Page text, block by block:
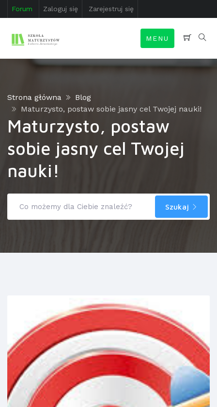
Forum Zaloguj się Zarejestruj się
MENU
Strona główna
Blog
Maturzysto, postaw sobie jasny cel Twojej nauki!
Maturzysto, postaw
sobie jasny cel Twojej
nauki!
Szukaj